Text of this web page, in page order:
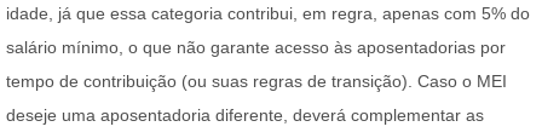
idade, já que essa categoria contribui, em regra, apenas com 5% do
salário mínimo, o que não garante acesso às aposentadorias por
tempo de contribuição (ou suas regras de transição). Caso o MEI
deseje uma aposentadoria diferente, deverá complementar as